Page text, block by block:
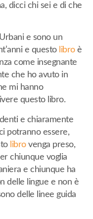
dicci chi sei e di che
e sono un
e questo libroè
come insegnante
che ho avuto in
mi hanno
questo libro.
e chiaramente
potranno essere,
librovenga preso,
chiunque voglia
e chiunque ha
delle lingue e non è
delle linee guida